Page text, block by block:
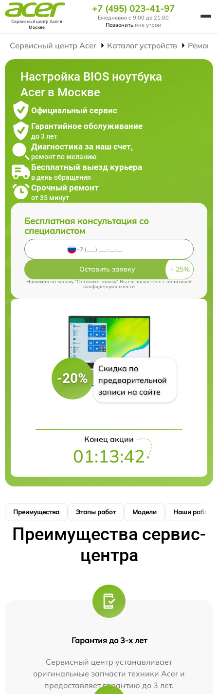
Сервисный центр Acerв
Москве
+7 (495) 023-41-97
Ежедневно с 9:00 до 21:00
Позвонить мне утром
Сервисный центр Acer Каталог устройств Ремонт
Настройка BIOS ноутбука
Acer в Москве
Официальный сервис
Гарантийное обслуживание
до 3 лет
Диагностика за наш счет,
ремонт по желанию
Бесплатный выезд курьера
в день обращения
Срочный ремонт
от 35 минут
Бесплатная консультация со
специалистом
Оставить заявку
Нажимая на кнопку "Оставить заявку" Вы соглашаетесь cполитикой
конфиденциальности
-20%
Скидка по
предварительной
записи на сайте
Конец акции
01:13:42
Преимущества Этапы работ Модели Наши работы
Преимущества сервис-
центра
Гарантия до 3-х лет
Сервисный центр устанавливает
оригинальные запчасти техники Acer и
предоставляет гарантию до 3 лет.